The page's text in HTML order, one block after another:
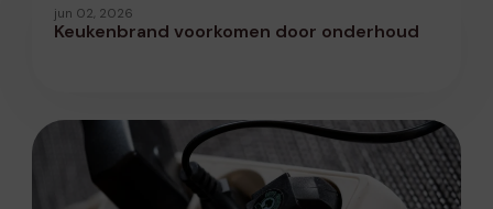
jun 02, 2026
Keukenbrand voorkomen door onderhoud